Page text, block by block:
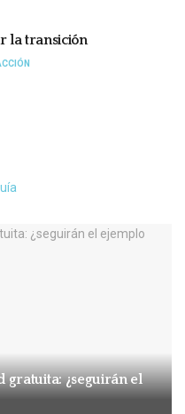
la transición
gratuita: ¿seguirán el